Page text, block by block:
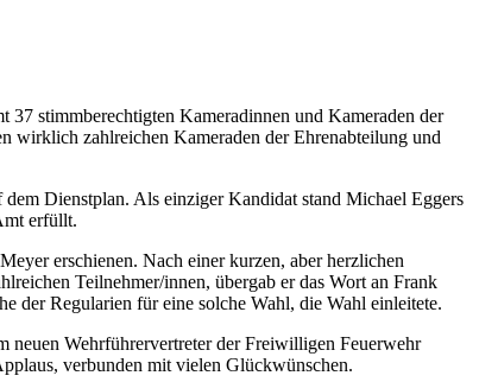
stimmberechtigten Kameradinnen und Kameraden der
wirklich zahlreichen Kameraden der Ehrenabteilung und
Dienstplan. Als einziger Kandidat stand Michael Eggers
erfüllt.
erschienen. Nach einer kurzen, aber herzlichen
Teilnehmer/innen, übergab er das Wort an Frank
der Regularien für eine solche Wahl, die Wahl einleitete.
neuen Wehrführervertreter der Freiwilligen Feuerwehr
verbunden mit vielen Glückwünschen.